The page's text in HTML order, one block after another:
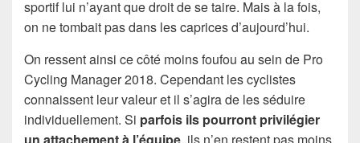
sportif lui n’ayant que droit de se taire. Mais à la fois,
on ne tombait pas dans les caprices d’aujourd’hui.
On ressent ainsi ce côté moins foufou au sein de Pro
Cycling Manager 2018. Cependant les cyclistes
connaissent leur valeur et il s’agira de les séduire
individuellement. Si parfois ils pourront privilégier